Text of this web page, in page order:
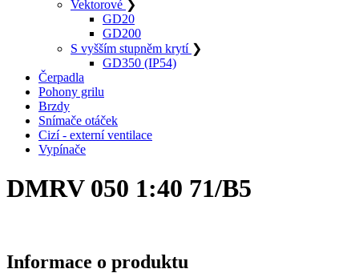
Vektorové ❯
GD20
GD200
S vyšším stupněm krytí ❯
GD350 (IP54)
Čerpadla
Pohony grilu
Brzdy
Snímače otáček
Cizí - externí ventilace
Vypínače
DMRV 050 1:40 71/B5
Informace o produktu